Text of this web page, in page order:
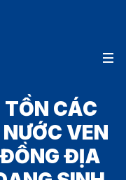
CÁC
VEN
ĐỒNG ĐỊA